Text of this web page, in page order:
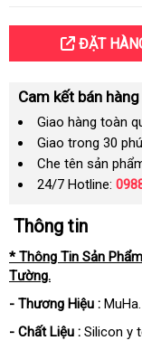
ĐẶT
Cam kết bán hàng
Giao hàng toàn
Giao trong 30
Che tên sản
24/7 Hotline:
Thông tin
* Thông Tin Sản
Tường.
- Thương Hiệu : MuHa.
- Chất Liệu : Silicon y